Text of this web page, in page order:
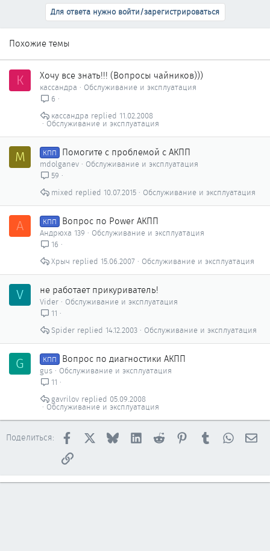
Для ответа нужно войти/зарегистрироваться
Похожие темы
К Хочу все знать!!! (Вопросы чайников)))
кассандра
Обслуживание и эксплуатация
6
Обслуживание и эксплуатация
11.02.2008
кассандра
M КПП Помогите с проблемой с АКПП
mdolganev
Обслуживание и эксплуатация
59
Обслуживание и эксплуатация
10.07.2015
mixed
А КПП Вопрос по Power АКПП
Андрюха 139
Обслуживание и эксплуатация
16
Обслуживание и эксплуатация
15.06.2007
Хрыч
V не работает прикуриватель!
Vider
Обслуживание и эксплуатация
11
Обслуживание и эксплуатация
14.12.2003
Spider
G КПП Вопрос по диагностики АКПП
gus
Обслуживание и эксплуатация
11
Обслуживание и эксплуатация
05.09.2008
gavrilov
Поделиться: Facebook BlueskyLinkedInReddit PinterestTumblr
Ссылка